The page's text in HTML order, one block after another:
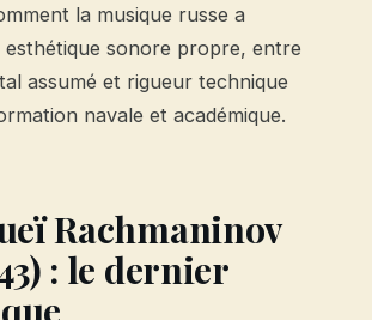
la musique russe a
esthétique sonore propre, entre
assumé et rigueur technique
navale et académique.
Rachmaninov
: le dernier